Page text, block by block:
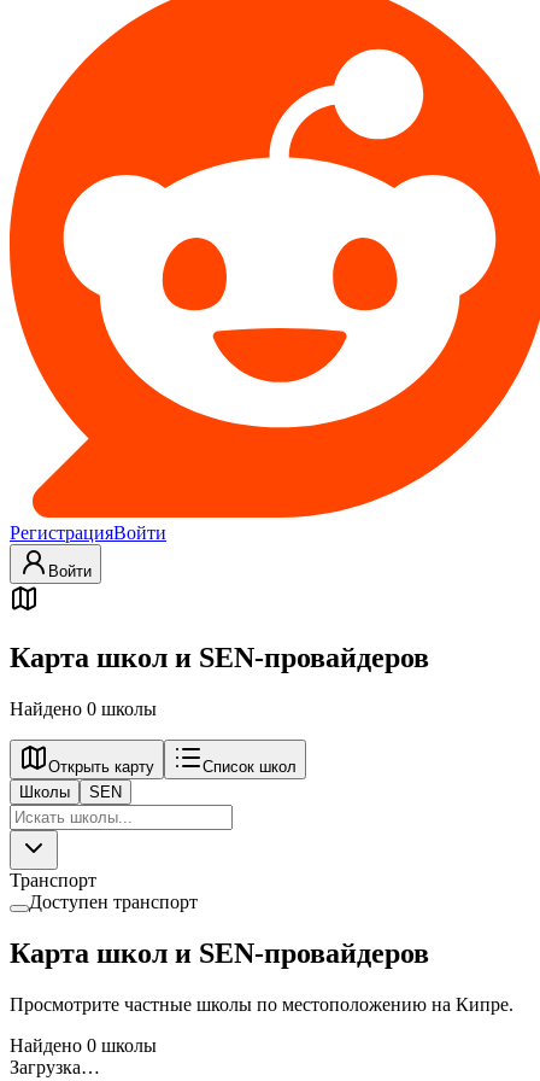
РегистрацияВойти
Войти
Карта школ и SEN-провайдеров
Найдено 0 школы
Открыть карту
Список школ
Школы
SEN
Транспорт
Доступен транспорт
Карта школ и SEN-провайдеров
Просмотрите частные школы по местоположению на Кипре.
Найдено 0 школы
Загрузка…